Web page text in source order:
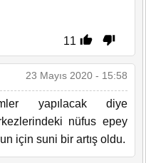
11
23 Mayıs 2020 - 15:58
yapılacak diye
nüfus epey
için suni bir artış oldu.